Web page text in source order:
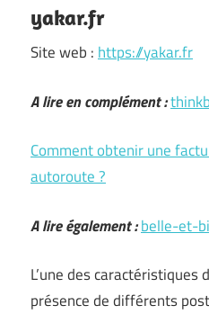
yakar.fr
Site web : https://yakar.fr
A lire en complément :
Comment obtenir une
autoroute ?
A lire également :belle-et-
L’une des caractéristiques
présence de différents